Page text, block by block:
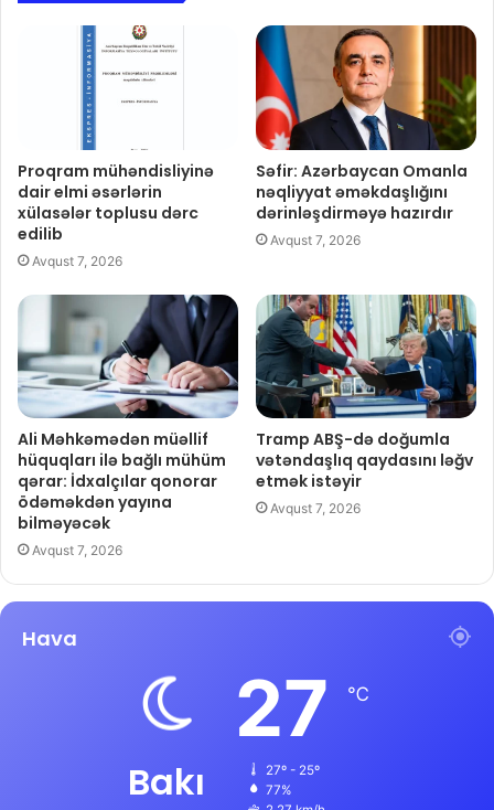
Proqram mühəndisliyinə
dair elmi əsərlərin
xülasələr toplusu dərc
edilib
Avqust 7, 2026
Səfir: Azərbaycan Omanla
nəqliyyat əməkdaşlığını
dərinləşdirməyə hazırdır
Avqust 7, 2026
Ali Məhkəmədən müəllif
hüquqları ilə bağlı mühüm
qərar: İdxalçılar qonorar
ödəməkdən yayına
bilməyəcək
Avqust 7, 2026
Tramp ABŞ-də doğumla
vətəndaşlıq qaydasını ləğv
etmək istəyir
Avqust 7, 2026
Hava
Bakı
27 ℃
27º - 25º
77%